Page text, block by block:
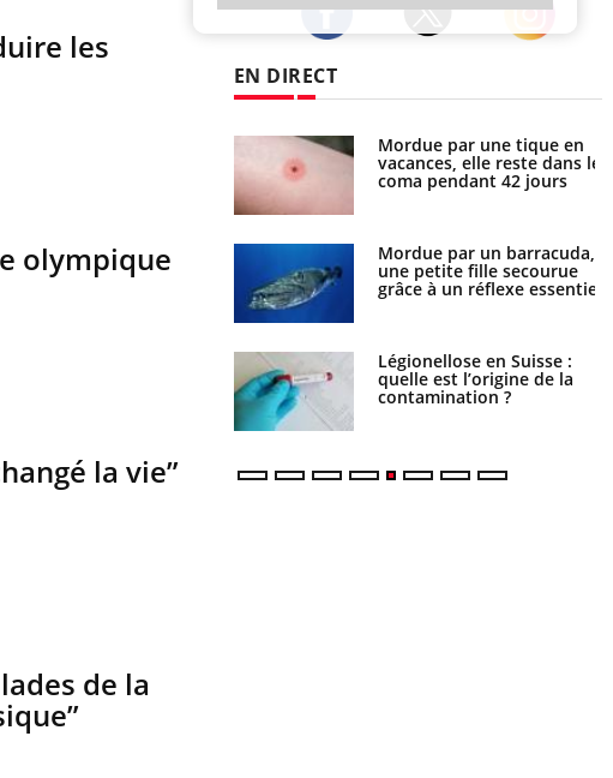
les
olympique
la vie”
de la
EN DIRECT
Mordue par une tique en
vacances, elle reste dans le
coma pendant 42 jours
Mordue par un barracuda,
une petite fille secourue
grâce à un réflexe essentiel
Légionellose en Suisse :
quelle est l’origine de la
contamination ?
Allergies alimentaires : une
nouvelle arme contre les
réactions sévères
Comment gérer le sommeil
des enfants en vacances ?
Bilan prévention : ce que
les kinés pourront bientôt
faire